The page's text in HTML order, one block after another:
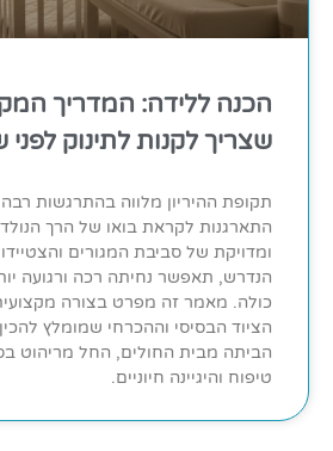
הכנה ללידה: המדריך
שצריך לקנות לתינוק
תקופת ההיריון מלווה בהתרגשות
התארגנות לקראת בואו של הרך
ומדויקת של סביבת המגורים
הנדרש, תאפשר נחיתה רכה ורגועה
כולה. מאמר זה מפרט בצורה
הציוד הבסיסי וההכרחי שמומלץ
הביתה מבית החולים, החל מריהוט
טיפוח והיגיינה חיוניים.